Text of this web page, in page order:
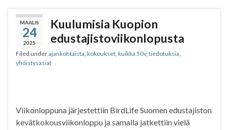
e
b
o
o
k
t
t
A
p
p
r
MAALIS
24
2025
Kuulumisia Kuopion
edustajistoviikonlopusta
Filed underajankohtaista kokoukset kuikka 50v, tiedotuksia
yhdistysasiat
Viikonloppuna järjestettiin BirdLife Suomen edustajiston
kevätkokousviikonloppu ja samalla jatkettiin vielä